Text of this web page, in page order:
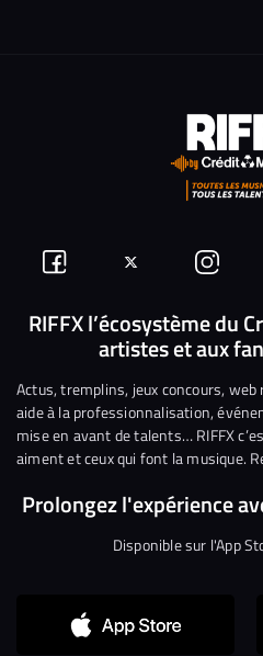
Continuer sans accepter
Suivez-
nous
Facebook
Suivez-
nous
sur
Twitter
Nous
sur
RIFFX l’écosystème du
artistes et aux
Actus, tremplins, jeux concours, web
aide à la professionnalisation,
mise en avant de talents… RIFFX
aiment et ceux qui font la musique.
Prolongez l'expérience
Disponible sur l'App